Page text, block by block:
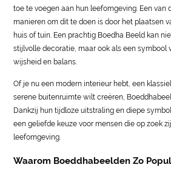
toe te voegen aan hun leefomgeving. Een van
manieren om dit te doen is door het plaatsen
huis of tuin. Een prachtig Boedha Beeld kan
stijlvolle decoratie, maar ook als een symbool
wijsheid en balans.
Of je nu een modern interieur hebt, een
serene buitenruimte wilt creëren,
Dankzij hun tijdloze uitstraling en diepe
een geliefde keuze voor mensen die op zoek
leefomgeving.
Waarom Boeddhabeelden Zo